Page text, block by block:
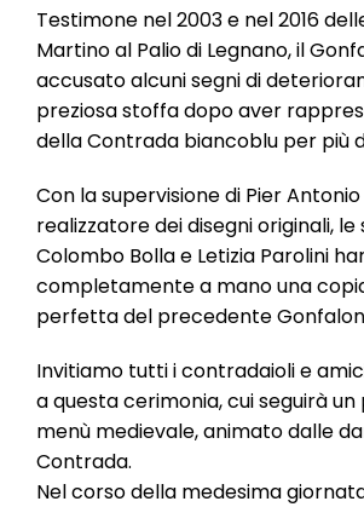
Testimone nel 2003 e nel 2016
Martino al Palio di Legnano, il
accusato alcuni segni di
preziosa stoffa dopo aver
della Contrada biancoblu per più
Con la supervisione di Pier
realizzatore dei disegni originali,
Colombo Bolla e Letizia Parolini
completamente a mano una
perfetta del precedente
Invitiamo tutti i contradaioli e
a questa cerimonia, cui seguirà
menù medievale, animato dalle
Contrada.
Nel corso della medesima